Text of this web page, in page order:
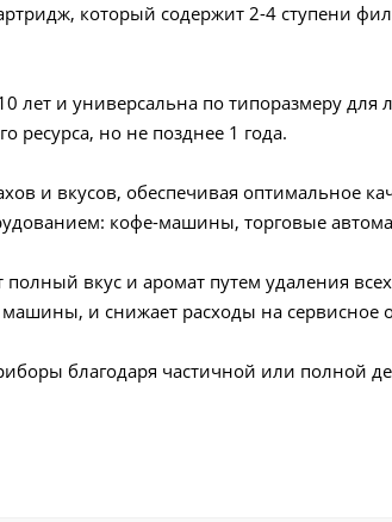
который содержит 2-4 ступени
лет и универсальна по типоразмеру для
но не позднее 1 года.
и вкусов, обеспечивая оптимальное
кофе-машины, торговые
вкус и аромат путем удаления
и снижает расходы на сервисное
благодаря частичной или полной